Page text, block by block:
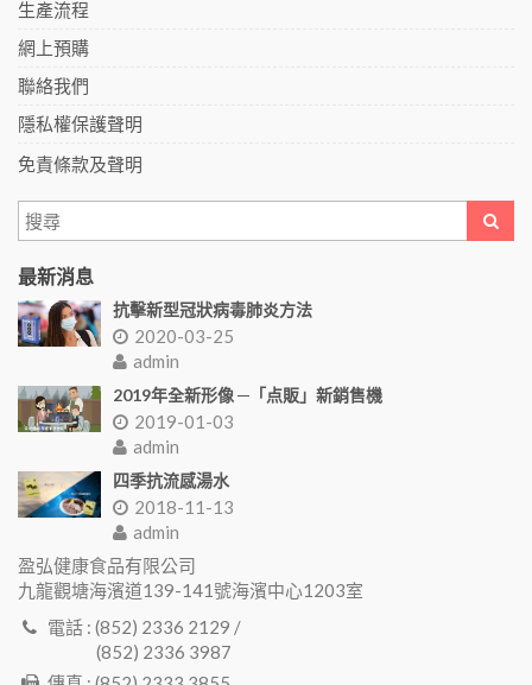
生產流程
網上預購
聯絡我們
隱私權保護聲明
免責條款及聲明
最新消息
抗擊新型冠狀病毒肺炎方法
2020-03-25
admin
2019年全新形像 ─「点販」新銷售機
2019-01-03
admin
四季抗流感湯水
2018-11-13
admin
盈弘健康食品有限公司
九龍觀塘海濱道139-141號海濱中心1203室
電話 : (852) 2336 2129 /
(852) 2336 3987